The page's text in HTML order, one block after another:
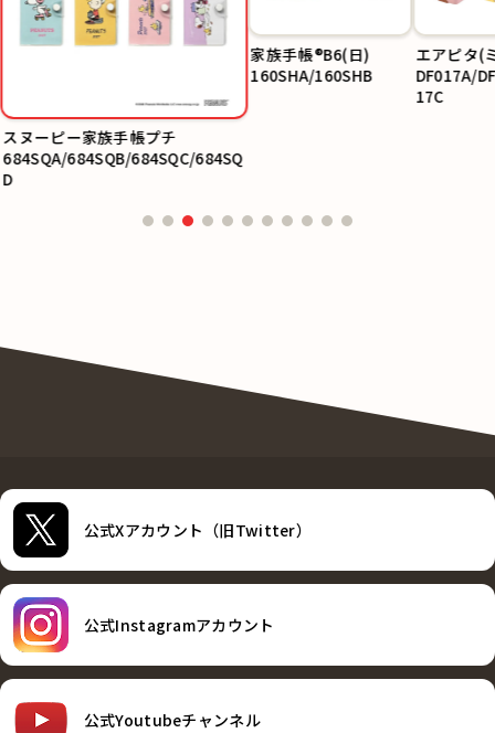
スヌーピー家族手帳プ
SQC/684SQD
家族手帳®B6(日)
160SHA/160SHB
エアピタ(
DF017A/
17C
公式Xアカウント（旧Twitter）
公式Instagramアカウント
公式Youtubeチャンネル